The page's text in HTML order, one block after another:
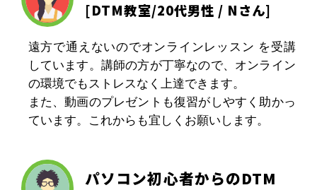
[DTM教室/20代男性 / Nさん]
遠方で通えないのでオンラインレッスン を受講
しています。講師の方が丁寧なので、オンライン
の環境でもストレスなく上達できます。
また、動画のプレゼントも復習がしやすく助かっ
ています。これからも宜しくお願いします。
パソコン初心者からのDTM